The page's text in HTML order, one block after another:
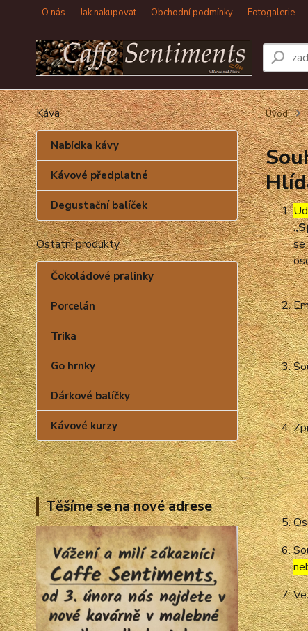
O nás Jak nakupovat Obchodní podmínky Fotogalerie
Káva
Nabídka kávy
Kávové předplatné
Degustační balíček
Ostatní produkty
Čokoládové pralinky
Porcelán
Trika
Go hrnky
Dárkové balíčky
Kávové kurzy
Těšíme se na nové adrese
Úvod
se